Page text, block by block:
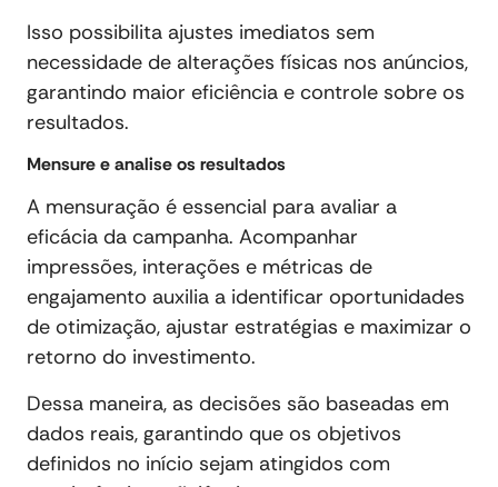
Isso possibilita ajustes imediatos sem
necessidade de alterações físicas nos anúncios,
garantindo maior eficiência e controle sobre os
resultados.
Mensure e analise os resultados
A mensuração é essencial para avaliar a
eficácia da campanha. Acompanhar
impressões, interações e métricas de
engajamento auxilia a identificar oportunidades
de otimização, ajustar estratégias e maximizar o
retorno do investimento.
Dessa maneira, as decisões são baseadas em
dados reais, garantindo que os objetivos
definidos no início sejam atingidos com